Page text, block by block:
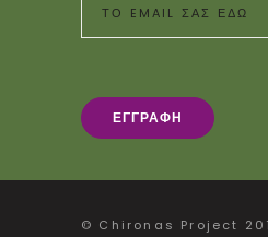
© Chironas Project